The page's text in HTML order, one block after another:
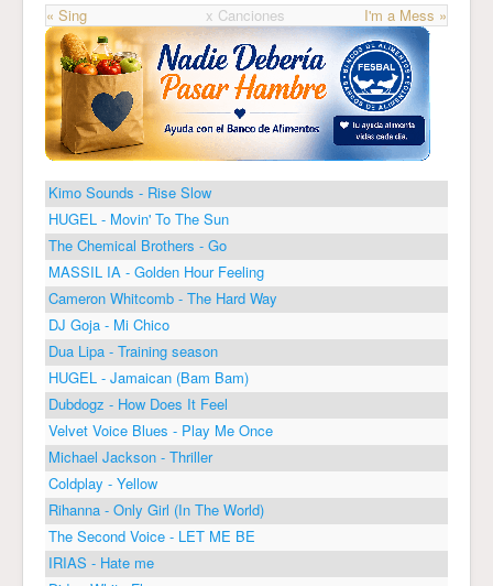
« Sing x Canciones I'm a Mess »
Kimo Sounds - Rise Slow
HUGEL - Movin' To The Sun
The Chemical Brothers - Go
MASSIL IA - Golden Hour Feeling
Cameron Whitcomb - The Hard Way
DJ Goja - Mi Chico
Dua Lipa - Training season
HUGEL - Jamaican (Bam Bam)
Dubdogz - How Does It Feel
Velvet Voice Blues - Play Me Once
Michael Jackson - Thriller
Coldplay - Yellow
Rihanna - Only Girl (In The World)
The Second Voice - LET ME BE
IRIAS - Hate me